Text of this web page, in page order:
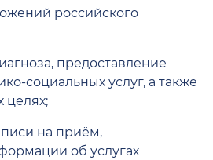
российского
предоставление
социальных услуг, а также
целях;
на приём,
об услугах